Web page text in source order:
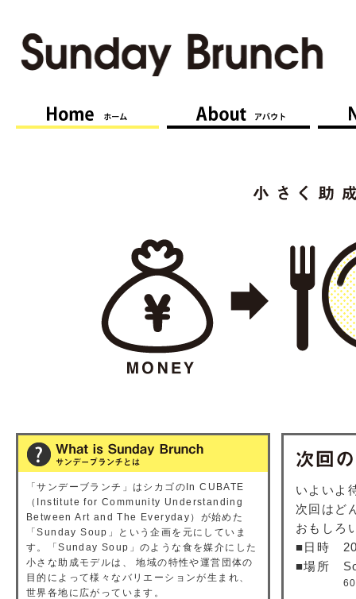
ホーム Home アバウ
「サンデーブランチ」はシカゴのIn CUBATE
（Institute for Community Understanding
Between Art and The Everyday）が始めた
「Sunday Soup 」という企画を元にしていま
す。「Sunday Soup」のような食を媒介にした
小さな助成モデルは、 地域の特性や運営団体の
目的によって様々なバリエーションが生まれ、
世界各地に広がっています。
いよいよ
次回はど
おもしろ
■日時
■場所